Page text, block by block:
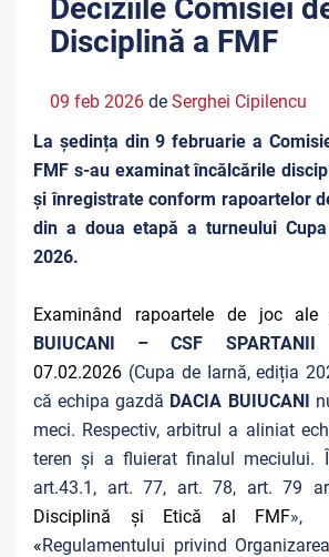
Deciziile Comisiei
Disciplină a FMF
09 feb 2026 de Serghei Cipilencu
La ședința din 9 februarie a
FMF s-au examinat încălcările
și înregistrate conform rapoartelor
din a doua etapă a turneului
2026.
Examinând rapoartele de joc ale
BUIUCANI – CSF SPARTANII
07.02.2026 (Cupa de Iarnă, ediția
că echipa gazdă DACIA BUIUCANI
meci. Respectiv, arbitrul a aliniat
teren și a fluierat finalul meciului.
art.43.1, art. 77, art. 78, art. 79
Disciplină și Etică al FMF»,
«Regulamentului privind